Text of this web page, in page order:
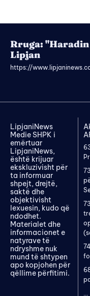
Rruga:
Lipjan
https://
LipjaniNews
Medie SHPK i
emërtuar
LipjaniNews,
është krijuar
ekskluzivisht për
ta informuar
shpejt, drejtë,
saktë dhe
objektivisht
lexuesin, kudo që
ndodhet.
Materialet dhe
informacionet e
natyrave të
ndryshme nuk
mund të shtypen
apo kopjohen për
qëllime përfitimi.
...